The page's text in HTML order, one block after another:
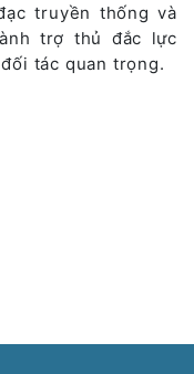
truyền thống và
trợ thủ đắc lực
tác quan trọng.